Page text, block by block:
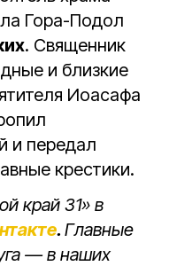
Гора-Подол
. Священник
и близкие
Иоасафа
и передал
крестики.
край 31» в
. Главные
— в наших